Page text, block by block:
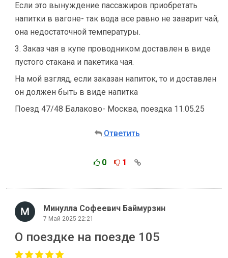
Если это вынуждение пассажиров приобретать
напитки в вагоне- так вода все равно не заварит чай,
она недостаточной температуры.
3. Заказ чая в купе проводником доставлен в виде
пустого стакана и пакетика чая.
На мой взгляд, если заказан напиток, то и доставлен
он должен быть в виде напитка
Поезд 47/48 Балаково- Москва, поездка 11.05.25
Ответить
0 1
Минулла Софеевич Баймурзин
7 Май 2025 22:21
О поездке на поезде 105